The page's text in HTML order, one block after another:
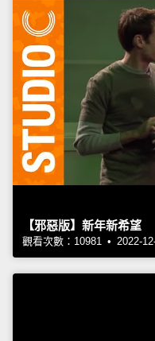
【邪惡版】新年新希望
觀看次數：10981 • 2022-